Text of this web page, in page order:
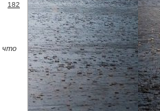
182
что